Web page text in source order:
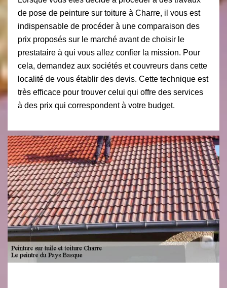
de pose de peinture sur toiture à Charre, il vous est
indispensable de procéder à une comparaison des
prix proposés sur le marché avant de choisir le
prestataire à qui vous allez confier la mission. Pour
cela, demandez aux sociétés et couvreurs dans cette
localité de vous établir des devis. Cette technique est
très efficace pour trouver celui qui offre des services
à des prix qui correspondent à votre budget.